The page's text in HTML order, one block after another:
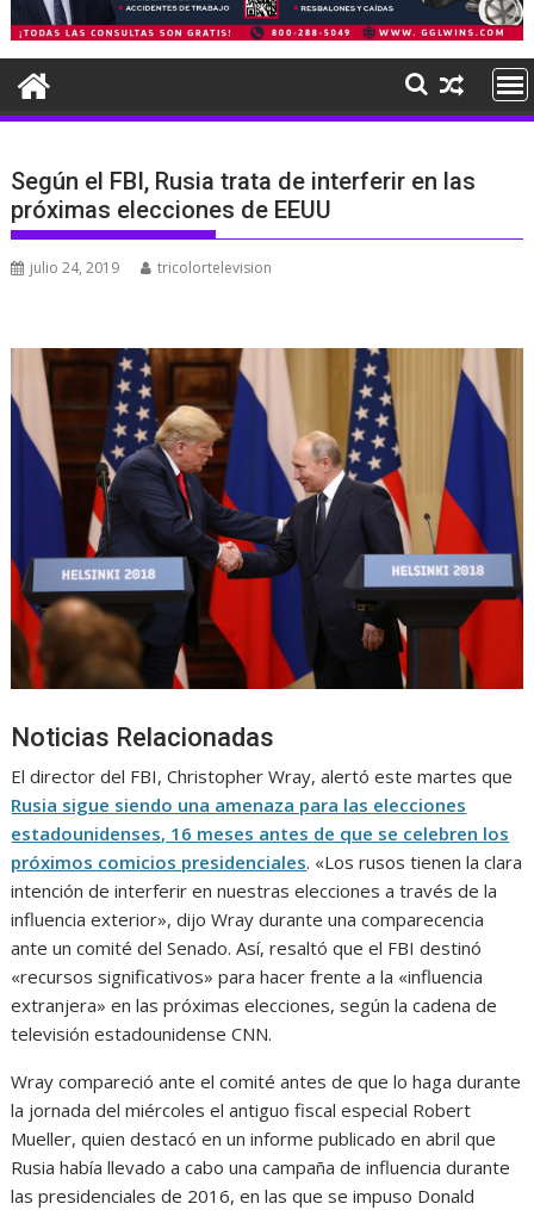
Según el FBI, Rusia trata de interferir en las
próximas elecciones de EEUU
julio 24, 2019 tricolortelevision
Noticias Relacionadas
El director del FBI, Christopher Wray, alertó este martes que
Rusia sigue siendo una amenaza para las elecciones
estadounidenses, 16 meses antes de que se celebren los
próximos comicios presidenciales. «Los rusos tienen la clara
intención de interferir en nuestras elecciones a través de la
influencia exterior», dijo Wray durante una comparecencia
ante un comité del Senado. Así, resaltó que el FBI destinó
«recursos significativos» para hacer frente a la «influencia
extranjera» en las próximas elecciones, según la cadena de
televisión estadounidense CNN.
Wray compareció ante el comité antes de que lo haga durante
la jornada del miércoles el antiguo fiscal especial Robert
Mueller, quien destacó en un informe publicado en abril que
Rusia había llevado a cabo una campaña de influencia durante
las presidenciales de 2016, en las que se impuso Donald